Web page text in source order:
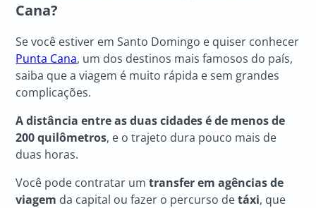
Cana?
Se você estiver em Santo Domingo e quiser conhecer
Punta Cana, um dos destinos mais famosos do país,
saiba que a viagem é muito rápida e sem grandes
complicações.
A distância entre as duas cidades é de menos de
200 quilômetros, e o trajeto dura pouco mais de
duas horas.
Você pode contratar umtransfer em agências de
viagem da capital ou fazer o percurso detáxi, que